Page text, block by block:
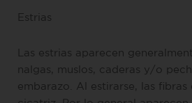
Estrias
Las estrias aparecen
nalgas, muslos, caderas y/o
embarazo. Al estirarse, las